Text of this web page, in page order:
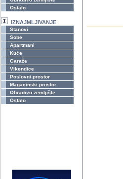
Ostalo
IZNAJMLJIVANJE
Stanovi
Sobe
Apartmani
Kuće
Garaže
Vikendice
Poslovni prostor
Magacinski prostor
Obradivo zemljište
Ostalo